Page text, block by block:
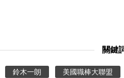
編輯部通知 關鍵
鈴木一朗 美國職棒大聯盟